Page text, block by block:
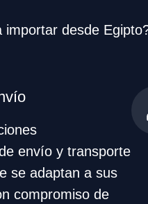
importar desde
envío y transporte
se adaptan a sus
compromiso de